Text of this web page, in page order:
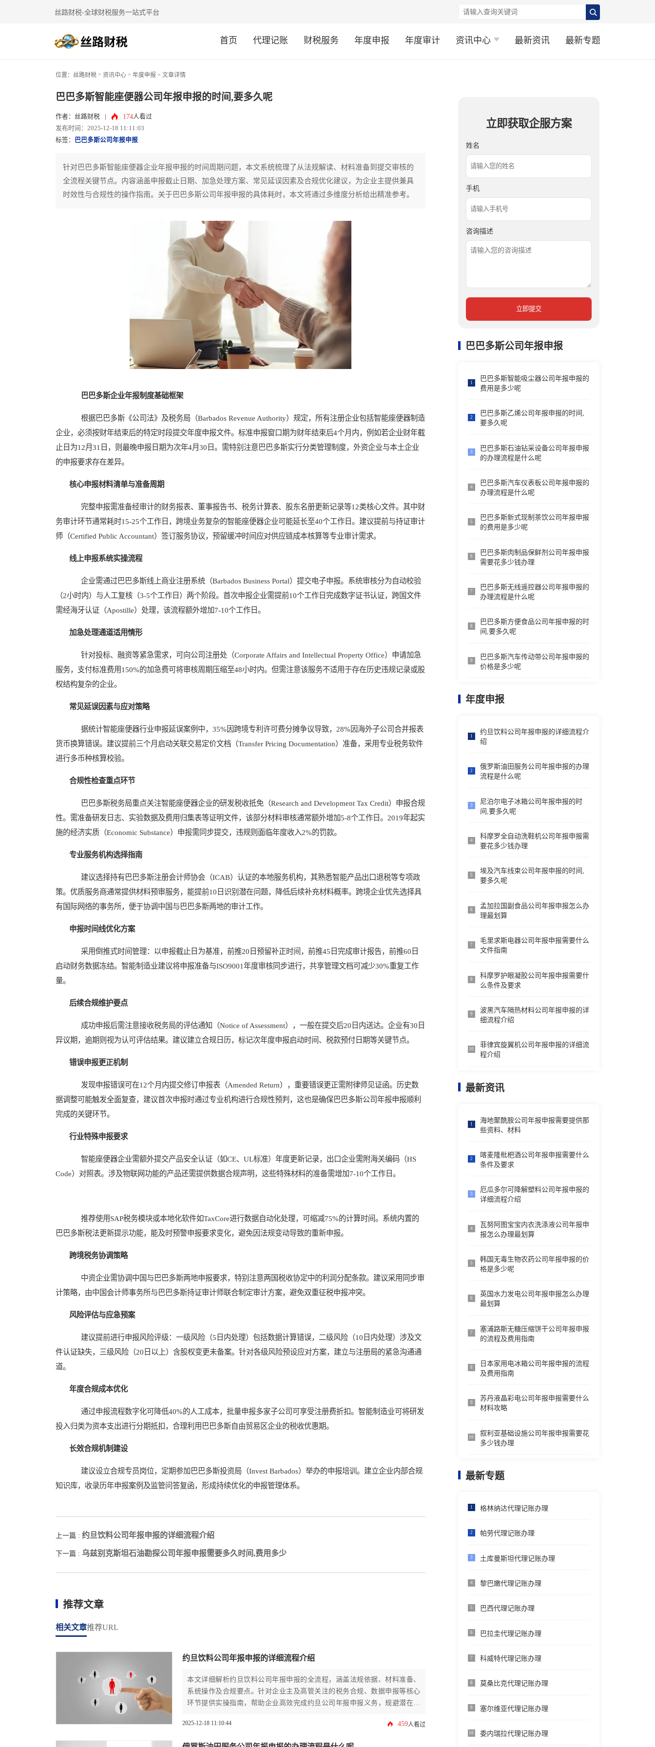
丝路财税-全球财税服务一站式平台
首页 代理记账 财税服务 年度申报 年度审计 资讯中心 最新资讯 最新专题
位置： 丝路财税 > 资讯中心 > 年度申报 > 文章详情
巴巴多斯智能座便器公司年报申报的时间,要多久呢
作者：丝路财税 174人看过
发布时间：2025-12-18 11:11:03
标签：
巴巴多斯公司年报申报
针对巴巴多斯智能座便器企业年报申报的时间周期问题，本文系统梳理了从法规解读、材料准备到提交审核的
全流程关键节点。内容涵盖申报截止日期、加急处理方案、常见延误因素及合规优化建议，为企业主提供兼具
时效性与合规性的操作指南。关于巴巴多斯公司年报申报的具体耗时，本文将通过多维度分析给出精准参考。
巴巴多斯企业年报制度基础框架
根据巴巴多斯《公司法》及税务局（Barbados Revenue Authority）规定，所有注册企业包括智能座便器制造
企业，必须按财年结束后的特定时段提交年度申报文件。标准申报窗口期为财年结束后4个月内，例如若企业财年截
止日为12月31日，则最晚申报日期为次年4月30日。需特别注意巴巴多斯实行分类管理制度，外资企业与本土企业
的申报要求存在差异。
核心申报材料清单与准备周期
完整申报需准备经审计的财务报表、董事报告书、税务计算表、股东名册更新记录等12类核心文件。其中财
务审计环节通常耗时15-25个工作日，跨境业务复杂的智能座便器企业可能延长至40个工作日。建议提前与持证审计
师（Certified Public Accountant）签订服务协议，预留缓冲时间应对供应链成本核算等专业审计需求。
线上申报系统实操流程
企业需通过巴巴多斯线上商业注册系统（Barbados Business Portal）提交电子申报。系统审核分为自动校验
（2小时内）与人工复核（3-5个工作日）两个阶段。首次申报企业需提前10个工作日完成数字证书认证，跨国文件
需经海牙认证（Apostille）处理，该流程额外增加7-10个工作日。
加急处理通道适用情形
针对投标、融资等紧急需求，可向公司注册处（Corporate Affairs and Intellectual Property Office）申请加急
服务，支付标准费用150%的加急费可将审核周期压缩至48小时内。但需注意该服务不适用于存在历史违规记录或股
权结构复杂的企业。
常见延误因素与应对策略
据统计智能座便器行业申报延误案例中，35%因跨境专利许可费分摊争议导致，28%因海外子公司合并报表
货币换算错误。建议提前三个月启动关联交易定价文档（Transfer Pricing Documentation）准备，采用专业税务软件
进行多币种核算校验。
合规性检查重点环节
巴巴多斯税务局重点关注智能座便器企业的研发税收抵免（Research and Development Tax Credit）申报合规
性。需准备研发日志、实验数据及费用归集表等证明文件，该部分材料审核通常额外增加5-8个工作日。2019年起实
施的经济实质（Economic Substance）申报需同步提交，违规则面临年度收入2%的罚款。
专业服务机构选择指南
建议选择持有巴巴多斯注册会计师协会（ICAB）认证的本地服务机构，其熟悉智能产品出口退税等专项政
策。优质服务商通常提供材料预审服务，能提前10日识别潜在问题，降低后续补充材料概率。跨境企业优先选择具
有国际网络的事务所，便于协调中国与巴巴多斯两地的审计工作。
申报时间线优化方案
采用倒推式时间管理：以申报截止日为基准，前推20日预留补正时间，前推45日完成审计报告，前推60日
启动财务数据冻结。智能制造业建议将申报准备与ISO9001年度审核同步进行，共享管理文档可减少30%重复工作
量。
后续合规维护要点
成功申报后需注意接收税务局的评估通知（Notice of Assessment），一般在提交后20日内送达。企业有30日
异议期，逾期则视为认可评估结果。建议建立合规日历，标记次年度申报启动时间、税款预付日期等关键节点。
错误申报更正机制
发现申报错误可在12个月内提交修订申报表（Amended Return），重要错误更正需附律师见证函。历史数
据调整可能触发全面复查，建议首次申报时通过专业机构进行合规性预判，这也是确保巴巴多斯公司年报申报顺利
完成的关键环节。
行业特殊申报要求
智能座便器企业需额外提交产品安全认证（如CE、UL标准）年度更新记录，出口企业需附海关编码（HS
Code）对照表。涉及物联网功能的产品还需提供数据合规声明，这些特殊材料的准备需增加7-10个工作日。
推荐使用SAP税务模块或本地化软件如TaxCore进行数据自动化处理，可缩减75%的计算时间。系统内置的
巴巴多斯税法更新提示功能，能及时预警申报要求变化，避免因法规变动导致的重新申报。
跨境税务协调策略
中资企业需协调中国与巴巴多斯两地申报要求，特别注意两国税收协定中的利润分配条款。建议采用同步审
计策略，由中国会计师事务所与巴巴多斯持证审计师联合制定审计方案，避免双重征税申报冲突。
风险评估与应急预案
建议提前进行申报风险评级：一级风险（5日内处理）包括数据计算错误，二级风险（10日内处理）涉及文
件认证缺失，三级风险（20日以上）含股权变更未备案。针对各级风险预设应对方案，建立与注册局的紧急沟通通
道。
年度合规成本优化
通过申报流程数字化可降低40%的人工成本，批量申报多家子公司可享受注册费折扣。智能制造业可将研发
投入归类为资本支出进行分期抵扣，合理利用巴巴多斯自由贸易区企业的税收优惠期。
长效合规机制建设
建议设立合规专员岗位，定期参加巴巴多斯投资局（Invest Barbados）举办的申报培训。建立企业内部合规
知识库，收录历年申报案例及监管问答复函，形成持续优化的申报管理体系。
上一篇 : 约旦饮料公司年报申报的详细流程介绍
下一篇 : 乌兹别克斯坦石油勘探公司年报申报需要多久时间,费用多少
推荐文章
相关文章推荐URL
约旦饮料公司年报申报的详细流程介绍
本文详细解析约旦饮料公司年报申报的全流程，涵盖法规依据、材料准备、
系统操作及合规要点。针对企业主及高管关注的税务合规、数据申报等核心
环节提供实操指南，帮助企业高效完成约旦公司年报申报义务，规避潜在法
2025-12-18 11:10:44 459人看过
立即获取企服方案
姓名
手机
咨询描述
立即提交
巴巴多斯公司年报申报
1
巴巴多斯智能吸尘器公司年报申报的
费用是多少呢
2
巴巴多斯乙烯公司年报申报的时间,
要多久呢
3
巴巴多斯石油钻采设备公司年报申报
的办理流程是什么呢
4
巴巴多斯汽车仪表板公司年报申报的
办理流程是什么呢
5
巴巴多斯新式现制茶饮公司年报申报
的费用是多少呢
6
巴巴多斯肉制品保鲜剂公司年报申报
需要花多少钱办理
7
巴巴多斯无线遥控器公司年报申报的
办理流程是什么呢
8
巴巴多斯方便食品公司年报申报的时
间,要多久呢
9
巴巴多斯汽车传动带公司年报申报的
价格是多少呢
年度申报
1
约旦饮料公司年报申报的详细流程介
绍
2
俄罗斯油田服务公司年报申报的办理
流程是什么呢
3
尼泊尔电子冰箱公司年报申报的时
间,要多久呢
4
科摩罗全自动洗鞋机公司年报申报需
要花多少钱办理
5
埃及汽车线束公司年报申报的时间,
要多久呢
6
孟加拉国副食品公司年报申报怎么办
理最划算
7
毛里求斯电器公司年报申报需要什么
文件指南
8
科摩罗护眼凝胶公司年报申报需要什
么条件及要求
9
波黑汽车隔热材料公司年报申报的详
细流程介绍
10
菲律宾旋翼机公司年报申报的详细流
程介绍
最新资讯
1
海地聚酰胺公司年报申报需要提供那
些资料、材料
2
喀麦隆枇杷酒公司年报申报需要什么
条件及要求
3
厄瓜多尔可降解塑料公司年报申报的
详细流程介绍
4
瓦努阿图宝宝内衣洗涤液公司年报申
报怎么办理最划算
5
韩国无毒生物农药公司年报申报的价
格是多少呢
6
英国水力发电公司年报申报怎么办理
最划算
7
塞浦路斯无糖压缩饼干公司年报申报
的流程及费用指南
8
日本家用电冰箱公司年报申报的流程
及费用指南
9
苏丹液晶彩电公司年报申报需要什么
材料攻略
10
叙利亚基础设施公司年报申报需要花
多少钱办理
最新专题
1 格林纳达代理记账办理
2 帕劳代理记账办理
3 土库曼斯坦代理记账办理
4 黎巴嫩代理记账办理
5 巴西代理记账办理
6 巴拉圭代理记账办理
7 科威特代理记账办理
8 莫桑比克代理记账办理
9 塞尔维亚代理记账办理
10 委内瑞拉代理记账办理